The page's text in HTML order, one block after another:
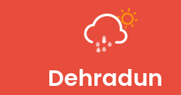
Dehradun